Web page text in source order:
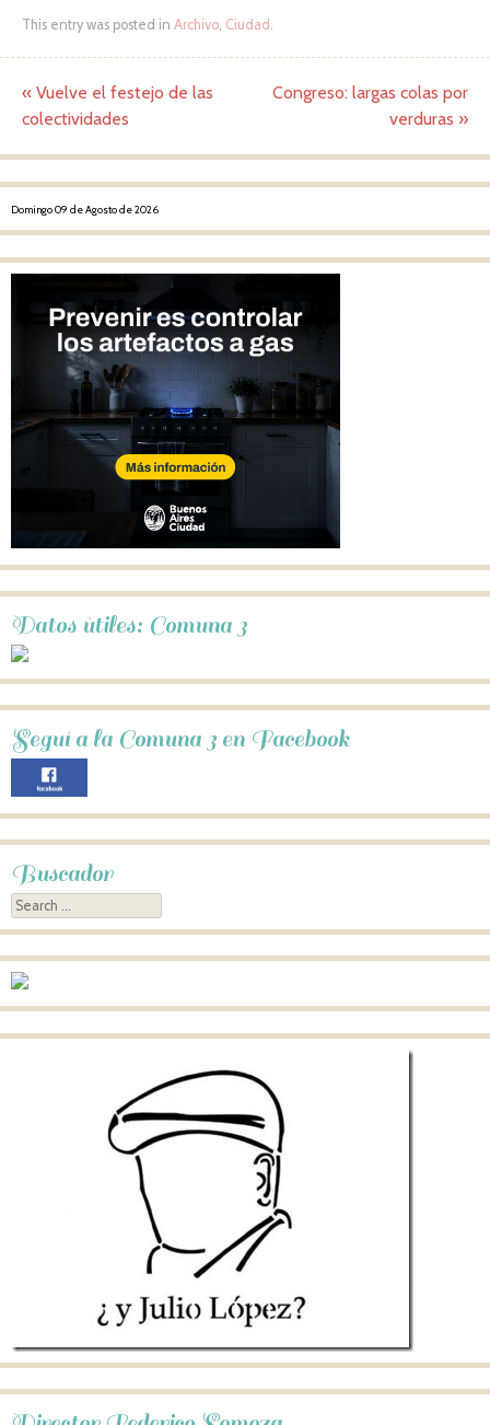
This entry was posted in Archivo, Ciudad .
Post navigation
« Vuelve el festejo de las
colectividades
Congreso: largas colas por
verduras »
Domingo 09 de Agosto de 2026
Datos útiles: Comuna 3
Seguí a la Comuna 3 en Facebook
Buscador
Search